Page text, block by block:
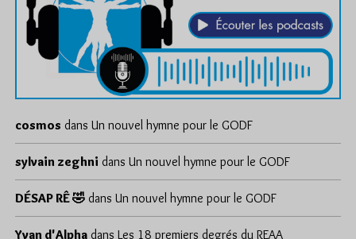
cosmos dans Un nouvel hymne pour le GODF
sylvain zeghni dans Un nouvel hymne pour le GODF
DÉSAP RÊ 🤣 dans Un nouvel hymne pour le GODF
Yvan d'Alpha dans Les 18 premiers degrés du REAA